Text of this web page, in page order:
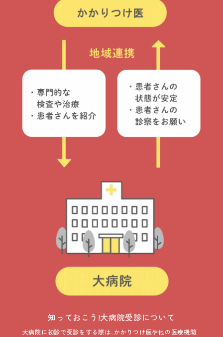
知っておこう!大病院受診について
大病院に初診で受診をする際は、かかりつけ医や他の医療機関